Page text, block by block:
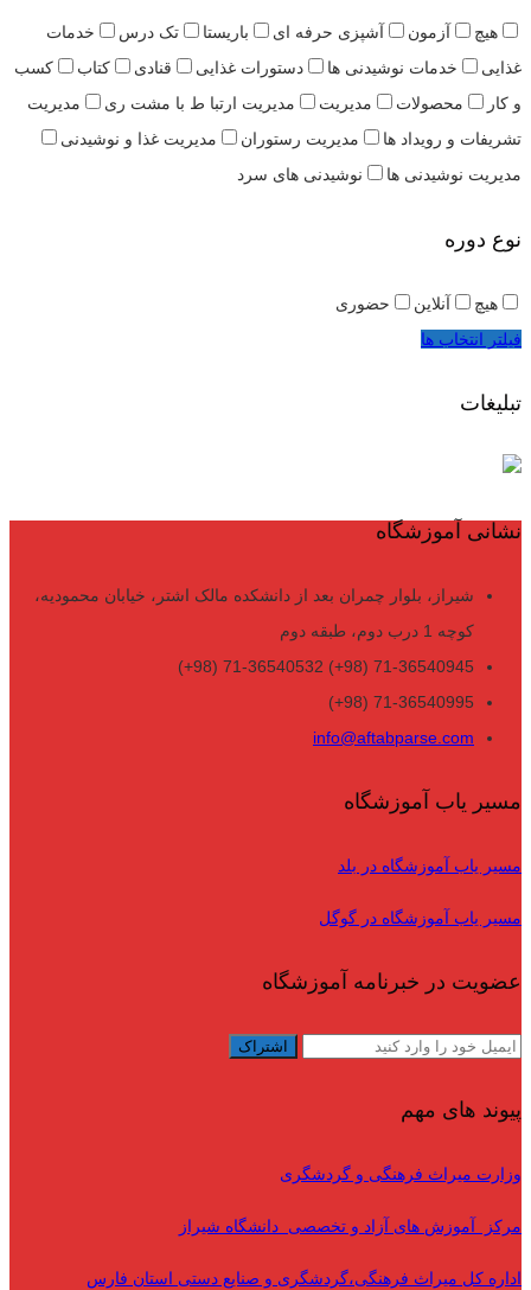
هیچ آزمون آشپزی حرفه ای باریستا تک درس
خدمات
غذایی
خدمات نوشیدنی ها دستورات غذایی قنادی کتاب
کسب
و کار
محصولات مدیریت مدیریت ارتبا ط با مشت ری
مدیریت
تشریفات و رویداد ها
مدیریت رستوران
مدیریت غذا و نوشیدنی
مدیریت نوشیدنی ها
نوشیدنی های سرد
نوع دوره
هیچ آنلاین
حضوری
فیلتر انتخاب ها
تبلیغات
نشانی آموزشگاه
شیراز، بلوار چمران بعد از دانشکده مالک اشتر، خیابان محمودیه،
کوچه 1 درب دوم، طبقه دوم
71-36540945 (98+) 71-36540532 (98+)
71-36540995 (98+)
info@aftabparse.com
مسیر یاب آموزشگاه
مسیر یاب آموزشگاه در بلد
مسیر یاب آموزشگاه در گوگل
عضویت در خبرنامه آموزشگاه
پیوند های مهم
وزارت میراث فرهنگی و گردشگری
مرکز آموزش های آزاد و تخصصی دانشگاه شیراز
اداره کل میراث فرهنگی،گردشگری و صنایع دستی استان فارس